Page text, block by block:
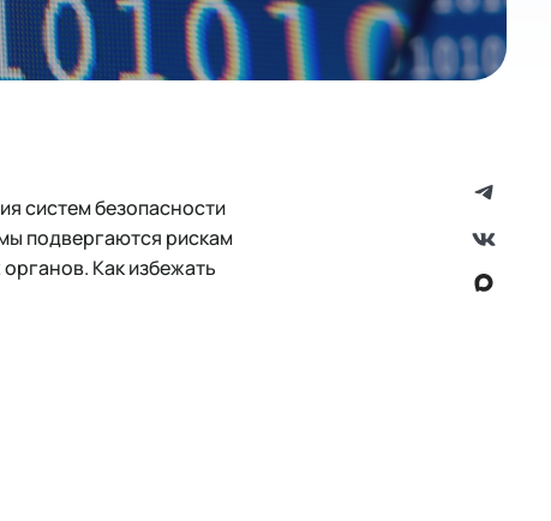
систем безопасности
подвергаются рискам
Как избежать